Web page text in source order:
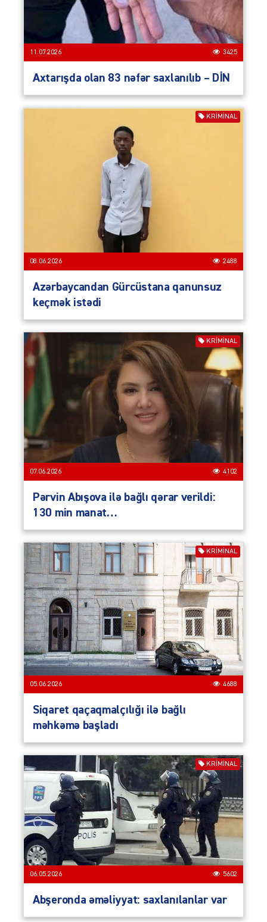
11.07.2026 3425
Axtarışda olan 83 nəfər saxlanılıb – DİN
KRIMINAL
08.06.2026 2488
Azərbaycandan Gürcüstana qanunsuz
keçmək istədi
KRIMINAL
07.06.2026 4102
Pərvin Abışova ilə bağlı qərar verildi:
130 min manat…
KRIMINAL
05.06.2026 4688
Siqaret qaçaqmalçılığı ilə bağlı
məhkəmə başladı
KRIMINAL
06.05.2026 5602
Abşeronda əməliyyat: saxlanılanlar var